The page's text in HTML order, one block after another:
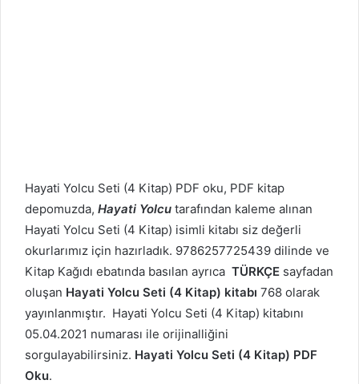
Hayati Yolcu Seti (4 Kitap) PDF oku, PDF kitap
depomuzda, Hayati Yolcu tarafından kaleme alınan
Hayati Yolcu Seti (4 Kitap) isimli kitabı siz değerli
okurlarımız için hazırladık. 9786257725439 dilinde ve
Kitap Kağıdı ebatında basılan ayrıca TÜRKÇE sayfadan
oluşan Hayati Yolcu Seti (4 Kitap) kitabı 768 olarak
yayınlanmıştır. Hayati Yolcu Seti (4 Kitap) kitabını
05.04.2021 numarası ile orijinalliğini
sorgulayabilirsiniz. Hayati Yolcu Seti (4 Kitap) PDF
Oku.